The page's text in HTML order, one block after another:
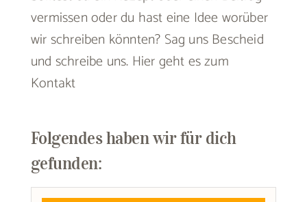
vermissen oder du hast eine Idee worüber
wir schreiben könnten? Sag uns Bescheid
und schreibe uns. Hier geht es zum
Kontakt
Folgendes haben wir für dich
gefunden: